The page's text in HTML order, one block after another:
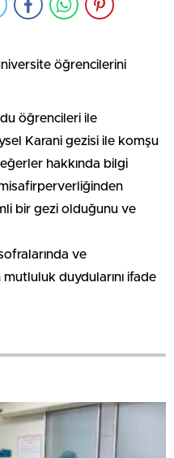
öğrencilerini
öğrencileri ile
Karani gezisi ile komşu
hakkında bilgi
misafirperverliğinden
bir gezi olduğunu ve
ve
duydularını ifade